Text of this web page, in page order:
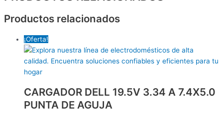
Productos relacionados
¡Oferta!
CARGADOR DELL 19.5V 3.34 A 7.4X5.0
PUNTA DE AGUJA